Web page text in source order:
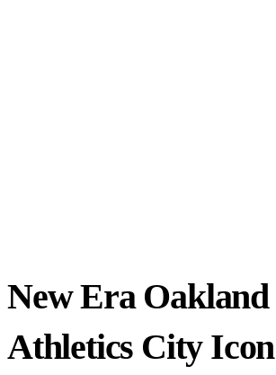
New Era Oakland
Athletics City Icon